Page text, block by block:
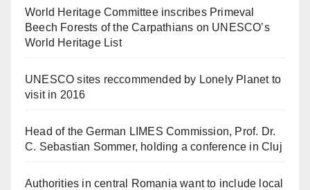
World Heritage Committee inscribes Primeval
Beech Forests of the Carpathians on UNESCO’s
World Heritage List
UNESCO sites reccommended by Lonely Planet to
visit in 2016
Head of the German LIMES Commission, Prof. Dr.
C. Sebastian Sommer, holding a conference in Cluj
Authorities in central Romania want to include local